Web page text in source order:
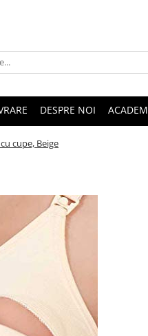
DESPRE NOI
cupe, Beige